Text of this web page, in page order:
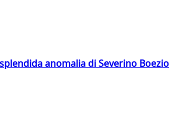
anomalia di Severino Boezio